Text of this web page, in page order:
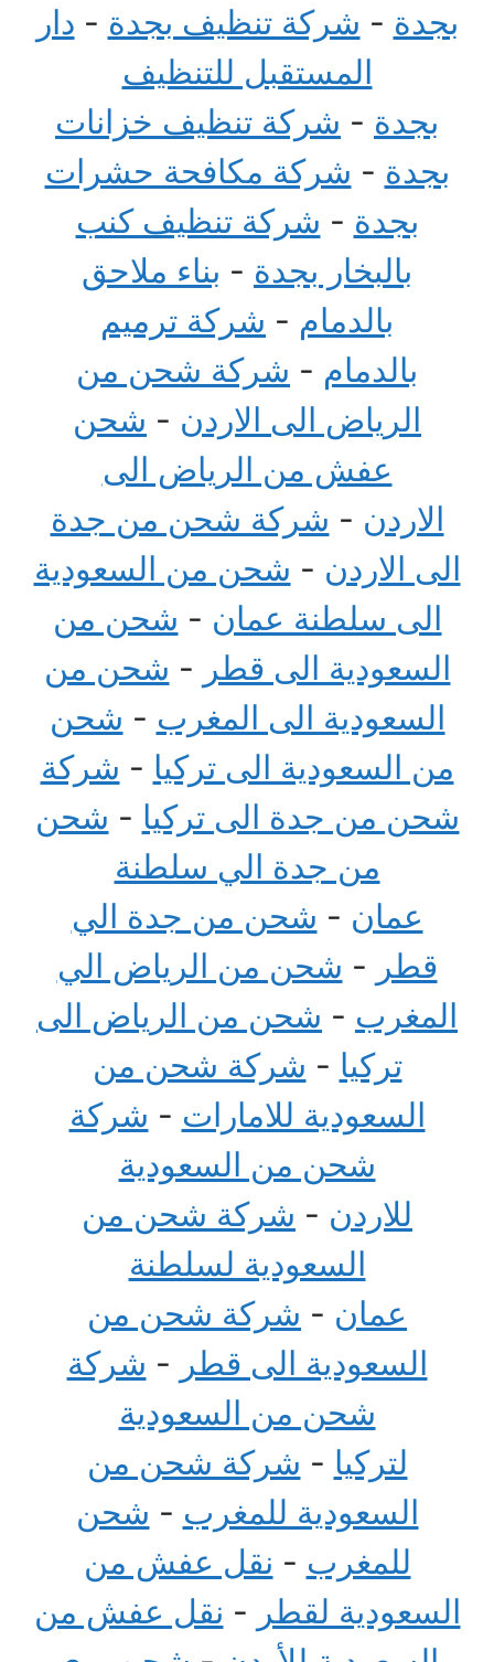
بجدة - شركة تنظيف بجدة - دار
المستقبل للتنظيف
بجدة - شركة تنظيف خزانات
بجدة - شركة مكافحة حشرات
بجدة - شركة تنظيف كنب
بالبخار بجدة - بناء ملاحق
بالدمام - شركة ترميم
بالدمام - شركة شحن من
الرياض الى الاردن - شحن
عفش من الرياض الى
الاردن - شركة شحن من جدة
الى الاردن - شحن من السعودية
الى سلطنة عمان - شحن من
السعودية الى قطر - شحن من
السعودية الى المغرب - شحن
من السعودية الى تركيا - شركة
شحن من جدة الى تركيا - شحن
من جدة الي سلطنة
عمان - شحن من جدة الي
قطر - شحن من الرياض الي
المغرب - شحن من الرياض الى
تركيا - شركة شحن من
السعودية للامارات - شركة
شحن من السعودية
للاردن - شركة شحن من
السعودية لسلطنة
عمان - شركة شحن من
السعودية الى قطر - شركة
شحن من السعودية
لتركيا - شركة شحن من
السعودية للمغرب - شحن
للمغرب - نقل عفش من
السعودية لقطر - نقل عفش من